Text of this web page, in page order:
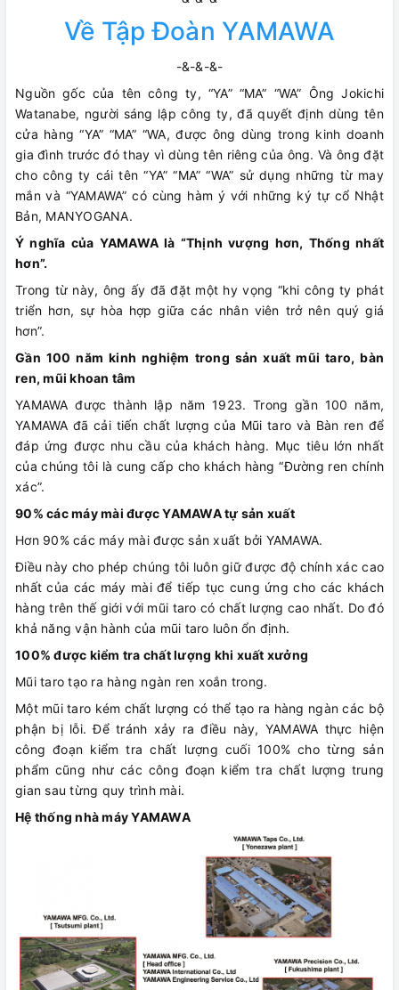
Về Tập Đoàn YAMAWA
-&-&-&-
Nguồn gốc của tên công ty, “YA” “MA” “WA” Ông Jokichi
Watanabe, người sáng lập công ty, đã quyết định dùng tên
cửa hàng “YA” “MA” “WA, được ông dùng trong kinh doanh
gia đình trước đó thay vì dùng tên riêng của ông. Và ông đặt
cho công ty cái tên “YA” “MA” “WA” sử dụng những từ may
mắn và “YAMAWA” có cùng hàm ý với những ký tự cổ Nhật
Bản, MANYOGANA.
Ý nghĩa của YAMAWA là “Thịnh vượng hơn, Thống nhất
hơn”.
Trong từ này, ông ấy đã đặt một hy vọng “khi công ty phát
triển hơn, sự hòa hợp giữa các nhân viên trở nên quý giá
hơn”.
Gần 100 năm kinh nghiệm trong sản xuất mũi taro, bàn
ren, mũi khoan tâm
YAMAWA được thành lập năm 1923. Trong gần 100 năm,
YAMAWA đã cải tiến chất lượng của Mũi taro và Bàn ren để
đáp ứng được nhu cầu của khách hàng. Mục tiêu lớn nhất
của chúng tôi là cung cấp cho khách hàng “Đường ren chính
xác”.
90% các máy mài được YAMAWA tự sản xuất
Hơn 90% các máy mài được sản xuất bởi YAMAWA.
Điều này cho phép chúng tôi luôn giữ được độ chính xác cao
nhất của các máy mài để tiếp tục cung ứng cho các khách
hàng trên thế giới với mũi taro có chất lượng cao nhất. Do đó
khả năng vận hành của mũi taro luôn ổn định.
100% được kiểm tra chất lượng khi xuất xưởng
Mũi taro tạo ra hàng ngàn ren xoắn trong.
Một mũi taro kém chất lượng có thể tạo ra hàng ngàn các bộ
phận bị lỗi. Để tránh xảy ra điều này, YAMAWA thực hiện
công đoạn kiểm tra chất lượng cuối 100% cho từng sản
phẩm cũng như các công đoạn kiểm tra chất lượng trung
gian sau từng quy trình mài.
Hệ thống nhà máy YAMAWA